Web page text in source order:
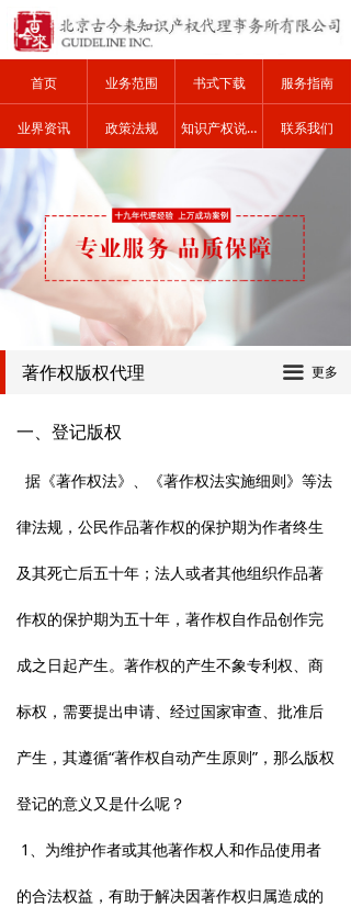
首页 业务范围 书式下载 服务指南
业界资讯 政策法规 知识产权说明 联系我们
一、登记版权
据《著作权法》、《著作权法实施细则》等法
律法规，公民作品著作权的保护期为作者终生
及其死亡后五十年；法人或者其他组织作品著
作权的保护期为五十年，著作权自作品创作完
成之日起产生。著作权的产生不象专利权、商
标权，需要提出申请、经过国家审查、批准后
产生，其遵循“著作权自动产生原则”，那么版权
登记的意义又是什么呢？
1、为维护作者或其他著作权人和作品使用者
的合法权益，有助于解决因著作权归属造成的
著作权版权代理 更多
끀
商标注册查询
商标注册申请
商标案件处理
注册商标转让
著作权版权代理